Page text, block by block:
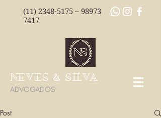
(11) 2348-5175 – 98973
7417
NEVES & SILVA
ADVOGADOS
Post